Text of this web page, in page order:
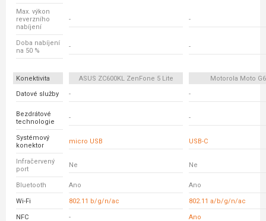
Max. výkon
reverzního
nabíjení
- -
Doba nabíjení
na 50 %
- -
Konektivita ASUS ZC600KL ZenFone 5 Lite
Motorola Moto
Datové služby
- -
Bezdrátové
technologie
- -
Systémový
konektor
micro USB USB-C
Infračervený
port
Ne Ne
Bluetooth Ano Ano
Wi-Fi 802.11 b/g/n/ac 802.11 a/b/g/n/ac
NFC - Ano